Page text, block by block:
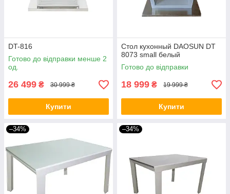
DT-816
Готово до відправки менше 2
од.
26 499 ₴ 30 999 ₴
Купити
Стол кухонный DAOSUN DT
8073 small белый
Готово до відправки
18 999 ₴ 19 999 ₴
Купити
–34% –34%